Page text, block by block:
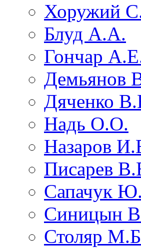
Хоружий
Блуд А.А.
Гончар
Демьянов
Дяченко
Надь О.О.
Назаров
Писарев
Сапачук
Синицын
Столяр